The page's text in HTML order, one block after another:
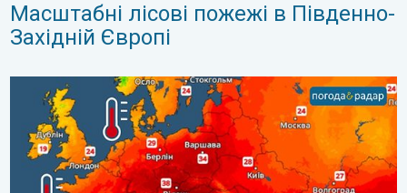
Масштабні лісові пожежі в Південно-
Західній Європі
Температура морської води в Європі. До 30 градусів. . .